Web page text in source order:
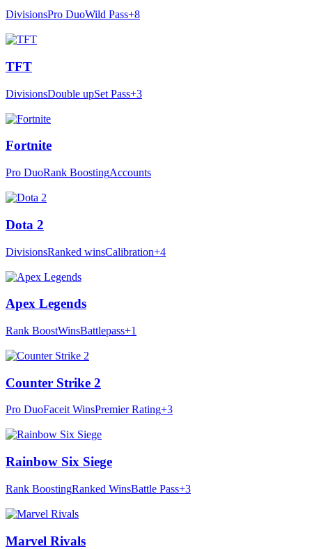
DivisionsPro DuoWild Pass+8
TFT
DivisionsDouble upSet Pass+3
Fortnite
Pro DuoRank BoostingAccounts
Dota 2
DivisionsRanked winsCalibration+4
Apex Legends
Rank BoostWinsBattlepass+1
Counter Strike 2
Pro DuoFaceit WinsPremier Rating+3
Rainbow Six Siege
Rank BoostingRanked WinsBattle Pass+3
Marvel Rivals